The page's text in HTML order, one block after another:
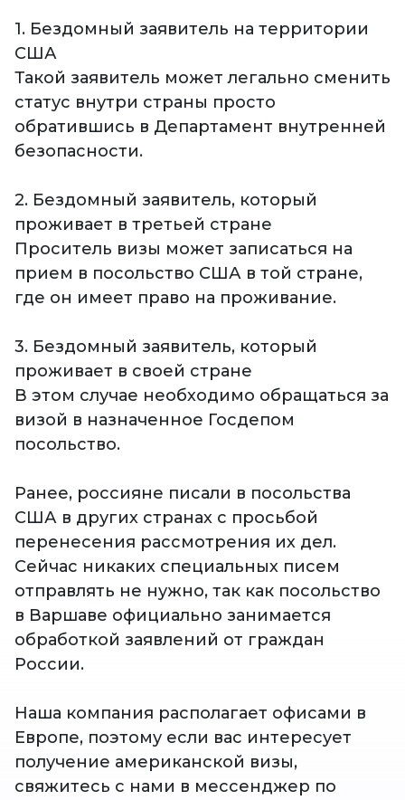
1. Бездомный заявитель на территории
США
Такой заявитель может легально сменить
статус внутри страны просто
обратившись в Департамент внутренней
безопасности.
2. Бездомный заявитель, который
проживает в третьей стране
Проситель визы может записаться на
прием в посольство США в той стране,
где он имеет право на проживание.
3. Бездомный заявитель, который
проживает в своей стране
В этом случае необходимо обращаться за
визой в назначенное Госдепом
посольство.
Ранее, россияне писали в посольства
США в других странах с просьбой
перенесения рассмотрения их дел.
Сейчас никаких специальных писем
отправлять не нужно, так как посольство
в Варшаве официально занимается
обработкой заявлений от граждан
России.
Наша компания располагает офисами в
Европе, поэтому если вас интересует
получение американской визы,
свяжитесь с нами в мессенджер по